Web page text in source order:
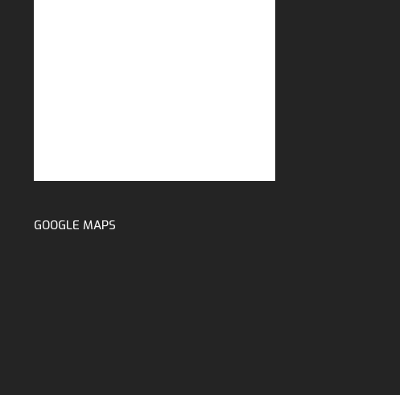
GOOGLE MAPS